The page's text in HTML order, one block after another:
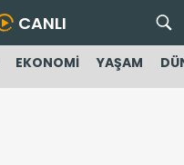
CANLI
EKONOMİ YAŞAM